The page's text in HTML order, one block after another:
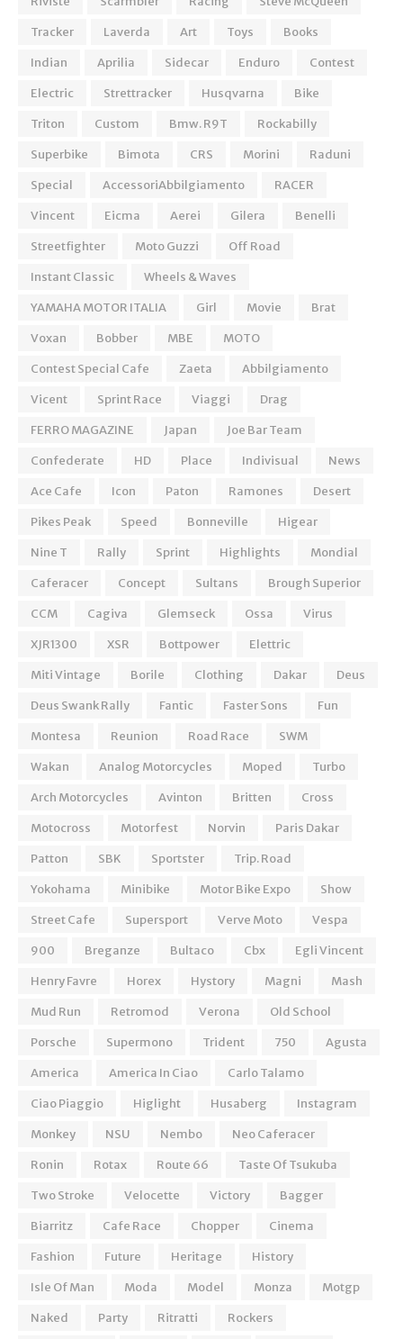
Tracker
Laverda Art Toys
Books
Indian
Aprilia Sidecar Enduro
Contest
Electric
Strettracker Husqvarna
Bike
Triton
Custom Bmw. R9T
Rockabilly
Superbike
Bimota CRS Morini
Raduni
Special
AccessoriAbbilgiamento
RACER
Vincent
Eicma Aerei Gilera
Benelli
Streetfighter
Moto Guzzi
Off Road
Instant Classic
Wheels & Waves
YAMAHA MOTOR ITALIA
Girl Movie
Brat
Voxan
Bobber MBE
MOTO
Contest Special Cafe
Zaeta
Abbilgiamento
Vicent
Sprint Race Viaggi
Drag
FERRO MAGAZINE
Japan
Joe Bar Team
Confederate
HD Place Indivisual
News
Ace Cafe
Icon Paton Ramones
Desert
Pikes Peak
Speed Bonneville
Higear
Nine T
Rally Sprint Highlights
Mondial
Caferacer
Concept Sultans
Brough Superior
CCM
Cagiva Glemseck Ossa
Virus
XJR1300
XSR Bottpower
Elettric
Miti Vintage
Borile Clothing Dakar
Deus
Deus Swank Rally
Fantic Faster Sons
Fun
Montesa
Reunion Road Race
SWM
Wakan
Analog Motorcycles Moped
Turbo
Arch Motorcycles
Avinton Britten
Cross
Motocross
Motorfest Norvin
Paris Dakar
Patton
SBK Sportster
Trip. Road
Yokohama
Minibike Motor Bike Expo
Show
Street Cafe
Supersport Verve Moto
Vespa
900
Breganze Bultaco Cbx
Egli Vincent
Henry Favre
Horex Hystory Magni
Mash
Mud Run
Retromod Verona
Old School
Porsche
Supermono Trident 750
Agusta
America
America In Ciao
Carlo Talamo
Ciao Piaggio
Higlight Husaberg
Instagram
Monkey
NSU Nembo
Neo Caferacer
Ronin
Rotax Route 66
Taste Of Tsukuba
Two Stroke
Velocette Victory
Bagger
Biarritz
Cafe Race Chopper
Cinema
Fashion
Future Heritage
History
Isle Of Man
Moda Model Monza
Motgp
Naked
Party Ritratti Rockers